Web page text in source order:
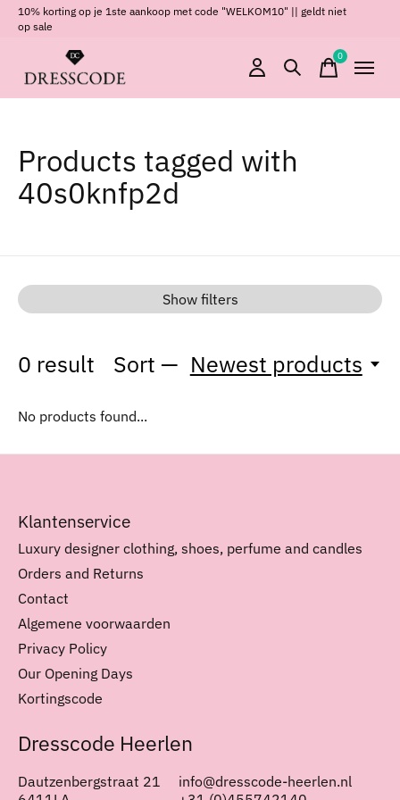
10% korting op je 1ste aankoop met code "WELKOM10" || geldt niet
op sale
0items
Products tagged with
40s0knfp2d
Show filters
0 result Sort — Newest products
No products found...
Klantenservice
Luxury designer clothing, shoes, perfume and candles
Orders and Returns
Contact
Algemene voorwaarden
Privacy Policy
Our Opening Days
Kortingscode
Dresscode Heerlen
Dautzenbergstraat 21
info@dresscode-heerlen.nl